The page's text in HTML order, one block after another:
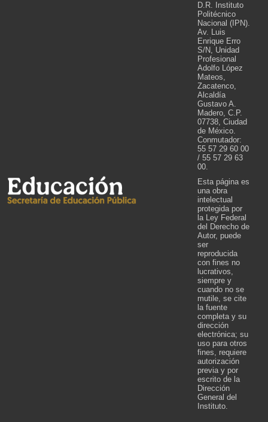
D.R. Instituto
Politécnico
Nacional (IPN).
Av. Luis
Enrique Erro
S/N, Unidad
Profesional
Adolfo López
Mateos,
Zacatenco,
Alcaldía
Gustavo A.
Madero, C.P.
07738, Ciudad
de México.
Conmutador:
55 57 29 60 00
/ 55 57 29 63
00.
Esta página es
una obra
intelectual
protegida por
la Ley Federal
del Derecho de
Autor, puede
ser
reproducida
con fines no
lucrativos,
siempre y
cuando no se
mutile, se cite
la fuente
completa y su
dirección
electrónica; su
uso para otros
fines, requiere
autorización
previa y por
escrito de la
Dirección
General del
Instituto.